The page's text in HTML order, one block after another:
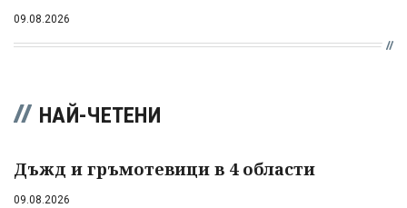
09.08.2026
НАЙ-ЧЕТЕНИ
Дъжд и гръмотевици в 4 области
09.08.2026